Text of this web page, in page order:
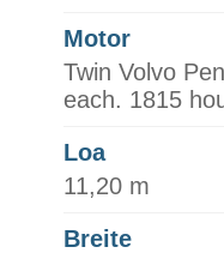
Motor
Twin Volvo
each. 1815
Loa
11,20 m
Breite